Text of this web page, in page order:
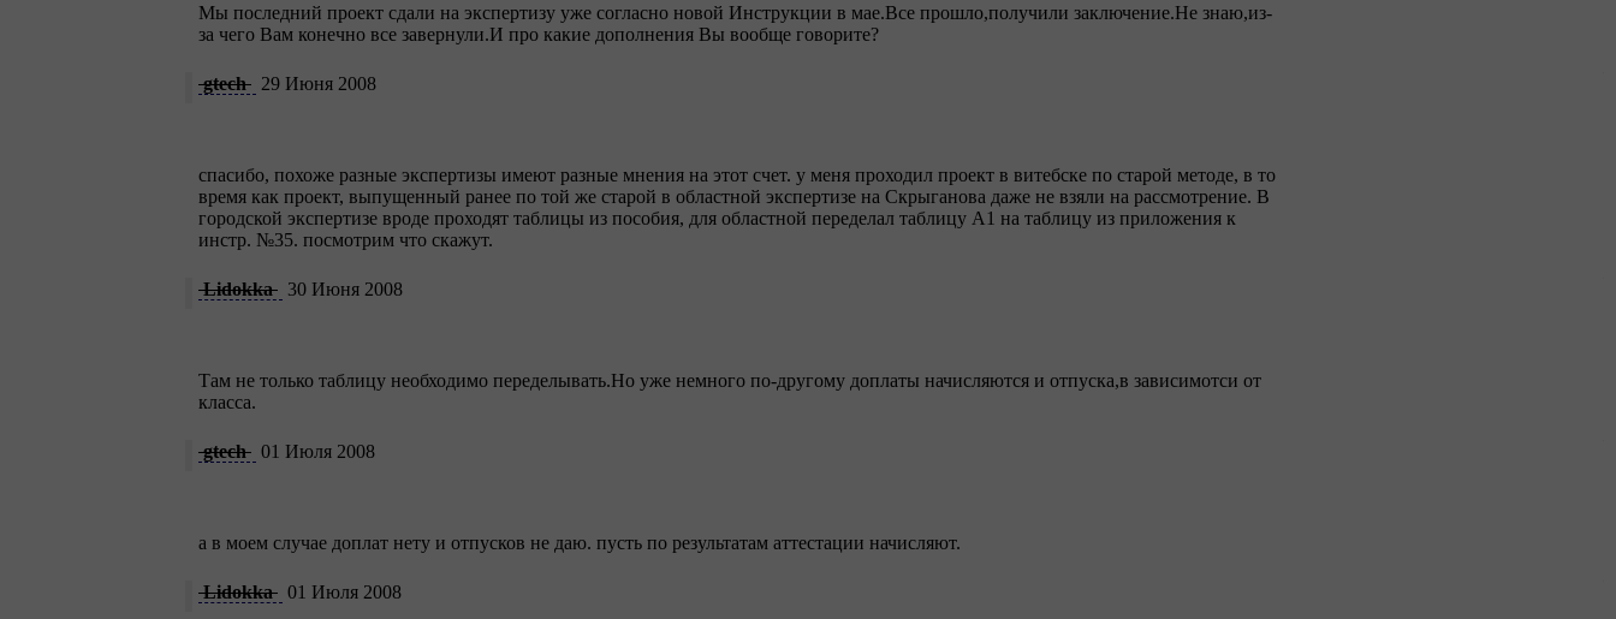
Мы последний проект сдали на экспертизу уже согласно новой Инструкции в мае.Все прошло,получили заключение.Не знаю,из-
за чего Вам конечно все завернули.И про какие дополнения Вы вообще говорите?
gtech 29 Июня 2008
спасибо, похоже разные экспертизы имеют разные мнения на этот счет. у меня проходил проект в витебске по старой методе, в то
время как проект, выпущенный ранее по той же старой в областной экспертизе на Скрыганова даже не взяли на рассмотрение. В
городской экспертизе вроде проходят таблицы из пособия, для областной переделал таблицу А1 на таблицу из приложения к
инстр. №35. посмотрим что скажут.
Lidokka 30 Июня 2008
Там не только таблицу необходимо переделывать.Но уже немного по-другому доплаты начисляются и отпуска,в зависимотси от
класса.
gtech 01 Июля 2008
а в моем случае доплат нету и отпусков не даю. пусть по результатам аттестации начисляют.
Lidokka 01 Июля 2008